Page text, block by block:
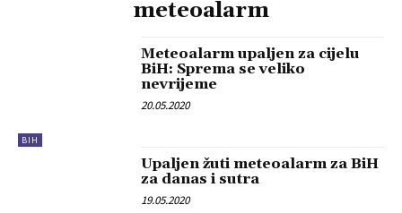
meteoalarm
BIH
Meteoalarm upaljen za cijelu
BiH: Sprema se veliko
nevrijeme
20.05.2020
Upaljen žuti meteoalarm za BiH
za danas i sutra
19.05.2020